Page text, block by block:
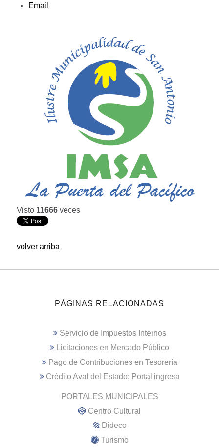
Email
Visto 11666 veces
volver arriba
PÁGINAS RELACIONADAS
Servicio de Impuestos Internos
Licitaciones en Mercado Público
Pago de Contribuciones en Tesorería
Crédito Aval del Estado; Portal ingresa
PORTALES MUNICIPALES
Centro Cultural
Dideco
Turismo